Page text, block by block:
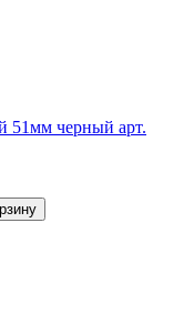
51мм черный арт.